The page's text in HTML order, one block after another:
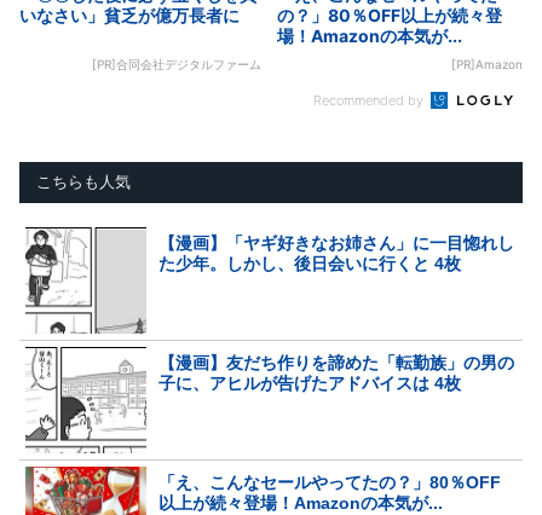
いなさい」貧乏が億万長者に
[PR]合同会社デジタルファーム
の？」80％OFF以上が続々登
場！Amazonの本気が...
[PR]Amazon
Recommended by
こちらも人気
【漫画】「ヤギ好きなお姉さん」に一目惚れし
た少年。しかし、後日会いに行くと 4枚
【漫画】友だち作りを諦めた「転勤族」の男の
子に、アヒルが告げたアドバイスは 4枚
「え、こんなセールやってたの？」80％OFF
以上が続々登場！Amazonの本気が...